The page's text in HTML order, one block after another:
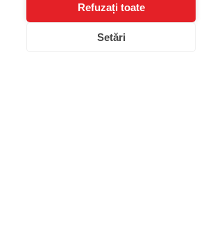
Refuzați toate
Setări
Niciun comportament nu apare
comportament la copii sunt